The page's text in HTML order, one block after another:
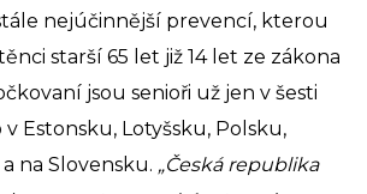
nejúčinnější prevencí, kterou
starší 65 let již 14 let ze zákona
jsou senioři už jen v šesti
v Estonsku, Lotyšsku, Polsku,
na Slovensku. „Česká republika